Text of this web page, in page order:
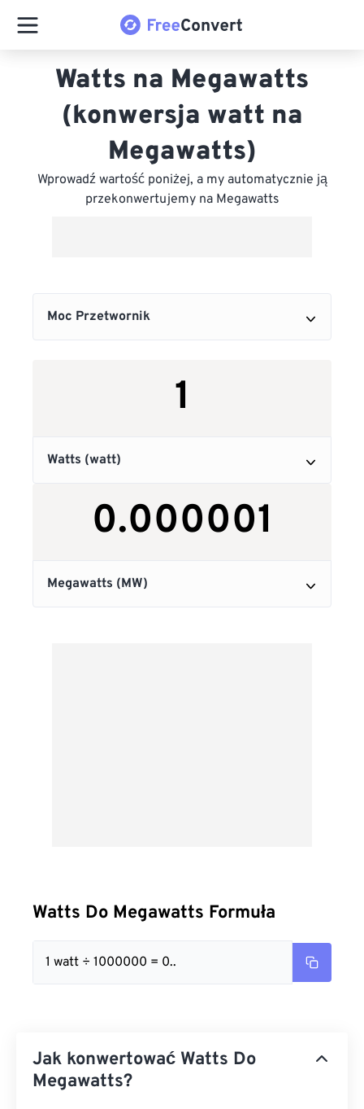
Watts na Megawatts
(konwersja watt na
Megawatts)
Wprowadź wartość poniżej, a my automatycznie ją
przekonwertujemy na Megawatts
Watts Do Megawatts Formuła
1 watt ÷ 1000000 = 0..
Jak konwertować Watts Do
Megawatts?